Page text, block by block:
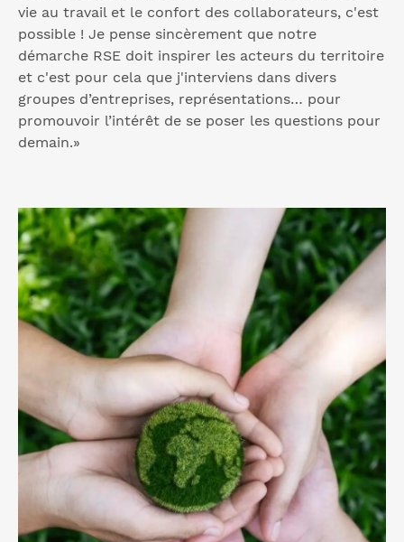
vie au travail et le confort des collaborateurs, c'est
possible ! Je pense sincèrement que notre
démarche RSE doit inspirer les acteurs du territoire
et c'est pour cela que j'interviens dans divers
groupes d’entreprises, représentations… pour
promouvoir l’intérêt de se poser les questions pour
demain.»